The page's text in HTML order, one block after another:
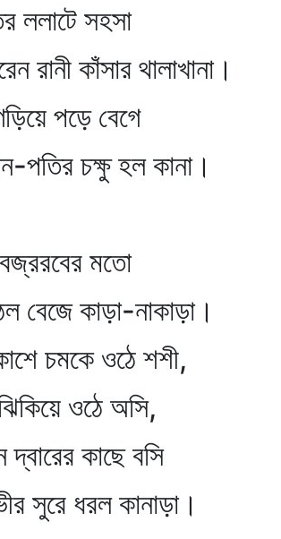
ললাটে সহসা
কাঁসার থালাখানা।
পড়ে বেগে
চক্ষু হল কানা।
বজ্ররবের মতো
কাড়া-নাকাড়া।
চমকে ওঠে শশী,
ওঠে অসি,
কাছে বসি
ধরল কানাড়া।